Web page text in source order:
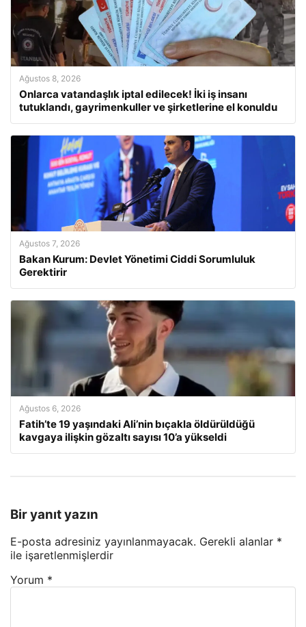
Ağustos 8, 2026
Onlarca vatandaşlık iptal edilecek! İki iş insanı
tutuklandı, gayrimenkuller ve şirketlerine el konuldu
Ağustos 7, 2026
Bakan Kurum: Devlet Yönetimi Ciddi Sorumluluk
Gerektirir
Ağustos 6, 2026
Fatih’te 19 yaşındaki Ali’nin bıçakla öldürüldüğü
kavgaya ilişkin gözaltı sayısı 10’a yükseldi
Bir yanıt yazın
E-posta adresiniz yayınlanmayacak. Gerekli alanlar *
ile işaretlenmişlerdir
Yorum *